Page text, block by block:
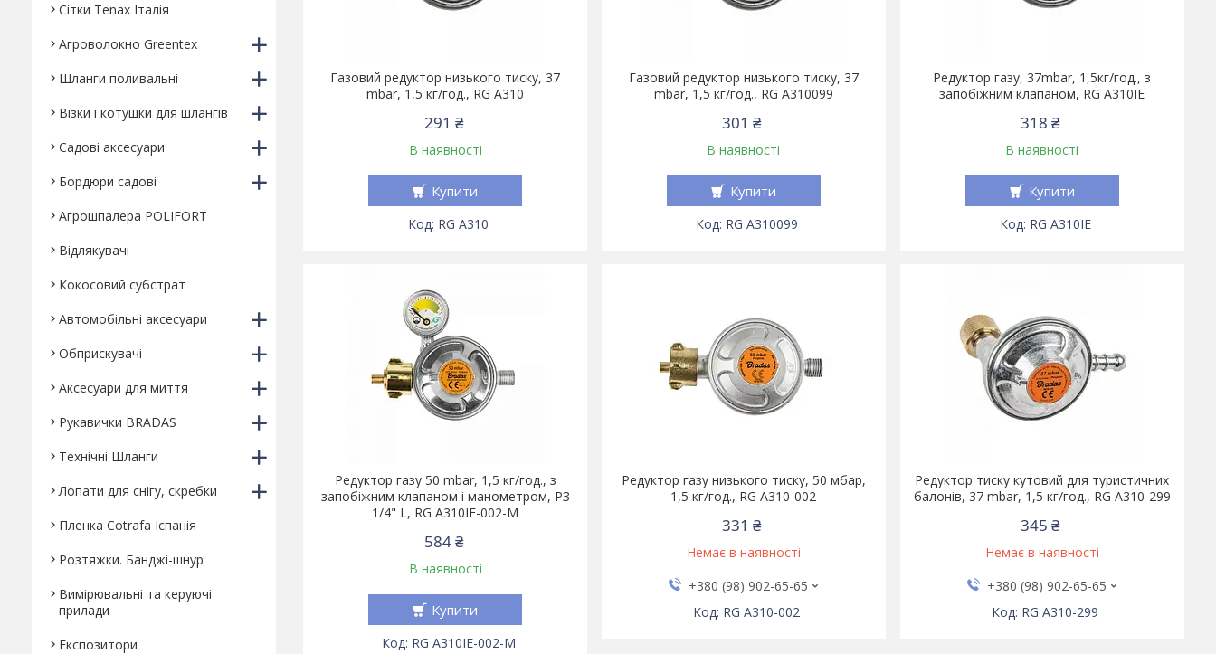
Газовий редуктор низького тиску, 37
mbar, 1,5 кг/год., RG A310
291 ₴
В наявності
Купити
RG A310
Газовий редуктор низького тиску, 37
mbar, 1,5 кг/год., RG A310099
301 ₴
В наявності
Купити
RG A310099
Редуктор газу, 37mbar, 1,5кг/год., з
запобіжним клапаном, RG A310IE
318 ₴
В наявності
Купити
RG A310IE
Редуктор газу 50 mbar, 1,5 кг/год., з
запобіжним клапаном і манометром, РЗ
1/4" L, RG A310IE-002-M
584 ₴
В наявності
Купити
RG A310IE-002-M
Редуктор газу низького тиску, 50 мбар,
1,5 кг/год., RG A310-002
331 ₴
Немає в наявності
+380 (98) 902-65-65
RG A310-002
Редуктор тиску кутовий для туристичних
балонів, 37 mbar, 1,5 кг/год., RG A310-299
345 ₴
Немає в наявності
+380 (98) 902-65-65
RG A310-299
Сітки Tenax Італія
Агроволокно Greentex
Шланги поливальні
Візки і котушки для шлангів
Садові аксесуари
Бордюри садові
Агрошпалера POLIFORT
Відлякувачі
Кокосовий субстрат
Автомобільні аксесуари
Обприскувачі
Аксесуари для миття
Рукавички BRADAS
Технічні Шланги
Лопати для снігу, скребки
Пленка Cotrafa Іспанія
Розтяжки. Банджі-шнур
Вимірювальні та керуючі
прилади
Експозитори